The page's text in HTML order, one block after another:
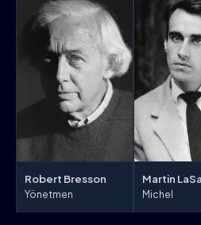
Robert Bresson
Yönetmen
Martin
Michel